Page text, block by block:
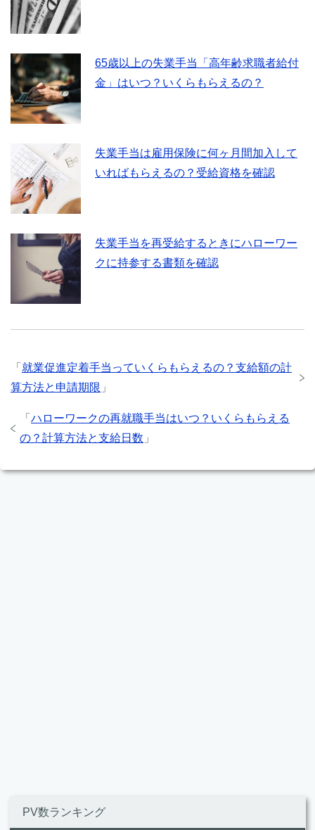
65歳以上の失業手当「高年齢求職者給付
金」はいつ？いくらもらえるの？
失業手当は雇用保険に何ヶ月間加入して
いればもらえるの？受給資格を確認
失業手当を再受給するときにハローワー
クに持参する書類を確認
「 就業促進定着手当っていくらもらえるの？支給額の計
算方法と申請期限 」
「 ハローワークの再就職手当はいつ？いくらもらえる
の？計算方法と支給日数 」
PV数ランキング